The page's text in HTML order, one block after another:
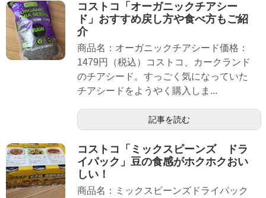
コストコ「オーガニックチアシー
ド」おすすめ戻し方や食べ方もご紹
介
商品名：オーガニックチアシード価格：
1479円（税込）コストコ、カークランド
のチアシード。すっごく気になっていた
チアシードをようやく購入しま...
記事を読む
コストコ「ミックスビーンズ ドラ
イパック」豆の食感がホクホクおい
しい！
商品名：ミックスビーンズドライパック